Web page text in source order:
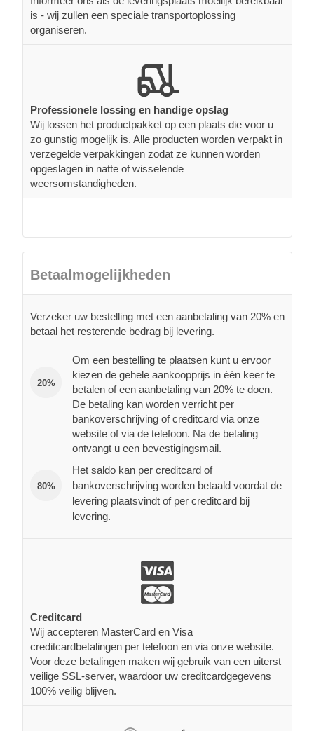
is - wij zullen een speciale transportoplossing
organiseren.
Professionele lossing en handige opslag
Wij lossen het productpakket op een plaats die voor u
zo gunstig mogelijk is. Alle producten worden verpakt in
verzegelde verpakkingen zodat ze kunnen worden
opgeslagen in natte of wisselende
weersomstandigheden.
Betaalmogelijkheden
Verzeker uw bestelling met een aanbetaling van 20% en
betaal het resterende bedrag bij levering.
20%
Om een bestelling te plaatsen kunt u ervoor
kiezen de gehele aankoopprijs in één keer te
betalen of een aanbetaling van 20% te doen.
De betaling kan worden verricht per
bankoverschrijving of creditcard via onze
website of via de telefoon. Na de betaling
ontvangt u een bevestigingsmail.
80%
Het saldo kan per creditcard of
bankoverschrijving worden betaald voordat de
levering plaatsvindt of per creditcard bij
levering.
Creditcard
Wij accepteren MasterCard en Visa
creditcardbetalingen per telefoon en via onze website.
Voor deze betalingen maken wij gebruik van een uiterst
veilige SSL-server, waardoor uw creditcardgegevens
100% veilig blijven.